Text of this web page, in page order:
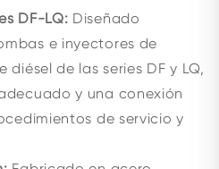
DF-LQ: Diseñado
e inyectores de
de las series DF y LQ,
y una conexión
de servicio y